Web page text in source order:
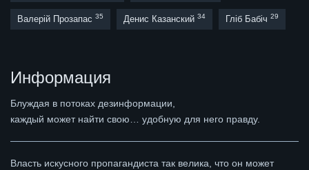
Валерій Прозапас 35 Денис Казанский 34 Гліб Бабіч 29
Информация
Блуждая в потоках дезинформации,
каждый может найти свою… удобную для него правду.
Власть искусного пропагандиста так велика, что он может